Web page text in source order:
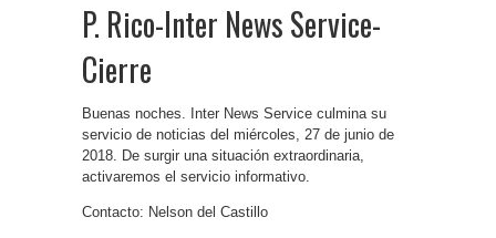
P. Rico-Inter News Service-
Cierre
Buenas noches. Inter News Service culmina su
servicio de noticias del miércoles, 27 de junio de
2018. De surgir una situación extraordinaria,
activaremos el servicio informativo.
Contacto: Nelson del Castillo